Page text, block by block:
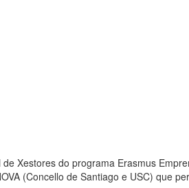
Xestores do programa Erasmus
(Concello de Santiago e USC) que